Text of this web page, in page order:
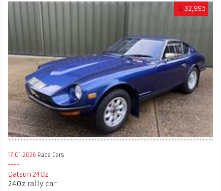
£ 32,995
17.01.2026 Race Cars
Datsun 240z
240z rally car